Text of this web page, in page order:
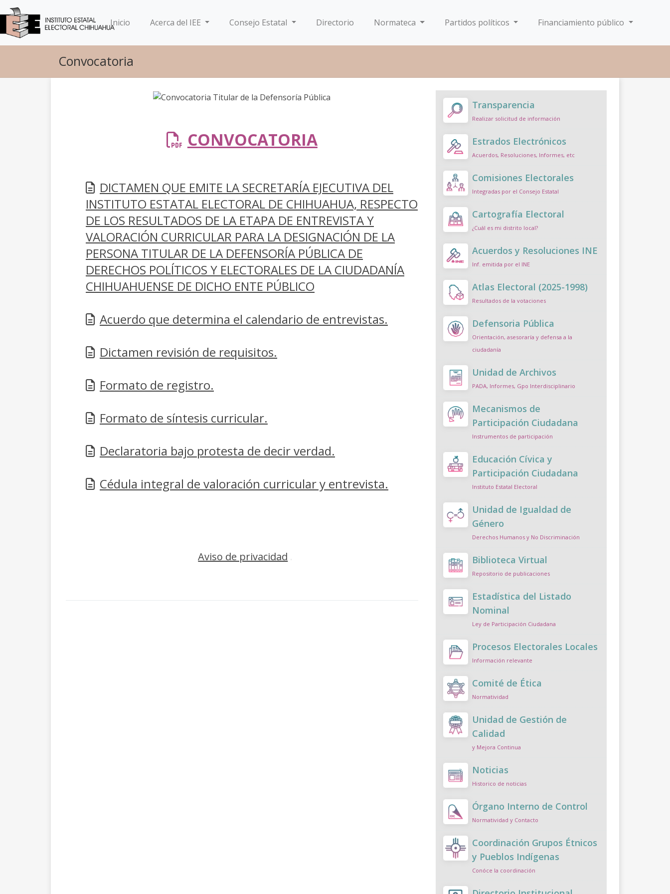
Inicio(current)Acerca del IEE Consejo Estatal Directorio Normateca Partidos políticos Financiamiento público
Convocatoria
CONVOCATORIA
DICTAMEN QUE EMITE LA SECRETARÍA EJECUTIVA DEL
INSTITUTO ESTATAL ELECTORAL DE CHIHUAHUA, RESPECTO
DE LOS RESULTADOS DE LA ETAPA DE ENTREVISTA Y
VALORACIÓN CURRICULAR PARA LA DESIGNACIÓN DE LA
PERSONA TITULAR DE LA DEFENSORÍA PÚBLICA DE
DERECHOS POLÍTICOS Y ELECTORALES DE LA CIUDADANÍA
CHIHUAHUENSE DE DICHO ENTE PÚBLICO
Acuerdo que determina el calendario de entrevistas.
Dictamen revisión de requisitos.
Formato de registro.
Formato de síntesis curricular.
Declaratoria bajo protesta de decir verdad.
Cédula integral de valoración curricular y entrevista.
Aviso de privacidad .
Transparencia
Realizar solicitud de información
Estrados Electrónicos
Acuerdos, Resoluciones, Informes, etc
Comisiones Electorales
Integradas por el Consejo Estatal
Cartografía Electoral
¿Cuál es mi distrito local?
Acuerdos y Resoluciones INE
Inf. emitida por el INE
Atlas Electoral (2025-1998)
Resultados de la votaciones
Defensoria Pública
Orientación, asesoraría y defensa a la
ciudadanía
Unidad de Archivos
PADA, Informes, Gpo Interdisciplinario
Mecanismos de
Participación Ciudadana
Instrumentos de participación
Educación Cívica y
Participación Ciudadana
Instituto Estatal Electoral
Unidad de Igualdad de
Género
Derechos Humanos y No Discriminación
Biblioteca Virtual
Repositorio de publicaciones
Estadística del Listado
Nominal
Ley de Participación Ciudadana
Procesos Electorales Locales
Información relevante
Comité de Ética
Normatividad
Unidad de Gestión de
Calidad
y Mejora Continua
Noticias
Historico de noticias
Órgano Interno de Control
Normatividad y Contacto
Coordinación Grupos Étnicos
y Pueblos Indígenas
Conóce la coordinación